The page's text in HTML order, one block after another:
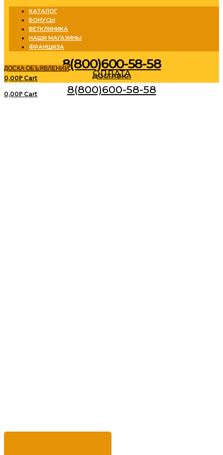
КАТАЛОГ
БОНУСЫ
ВЕТКЛИНИКА
НАШИ МАГАЗИНЫ
ФРАНШИЗА
8(800)600-58-58
ДОСКА ОБЪЯВЛЕНИЙ
ДОСТАВКА
ОПЛАТА
0,00Р Cart
8(800)600-58-58
0,00Р Cart